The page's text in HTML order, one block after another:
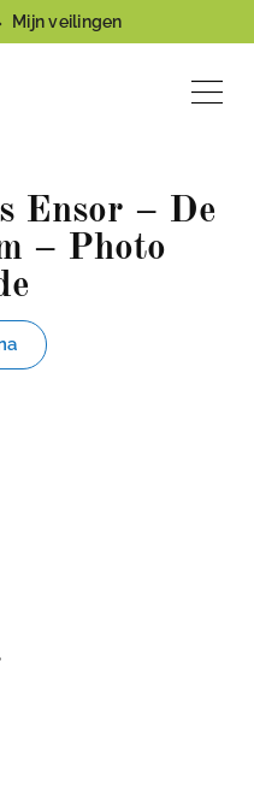
Mijn veilingen
Ensor – De
– Photo